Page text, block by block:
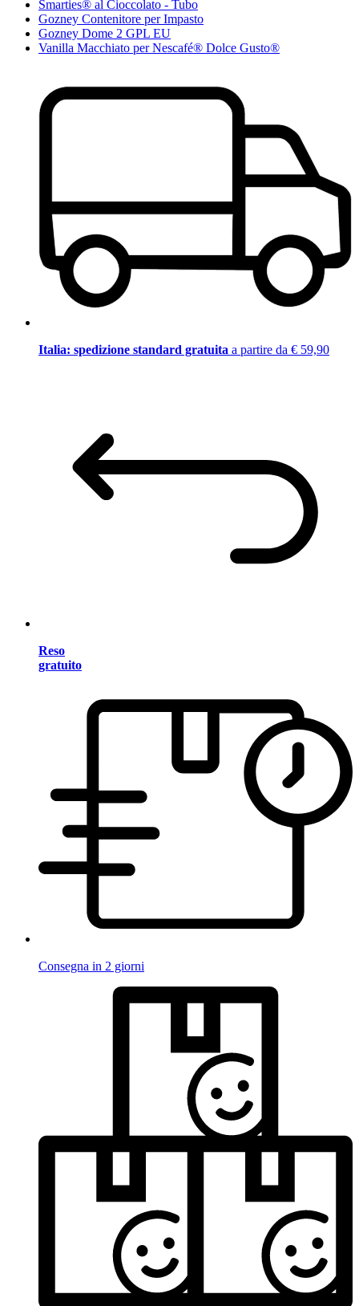
Smarties® al Cioccolato - Tubo
Gozney Contenitore per Impasto
Gozney Dome 2 GPL EU
Vanilla Macchiato per Nescafé® Dolce Gusto®
Italia: spedizione standard gratuita a partire da € 59,90
Reso
gratuito
Consegna in 2 giorni